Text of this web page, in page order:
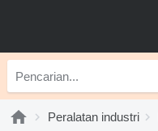
Peralatan industri